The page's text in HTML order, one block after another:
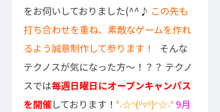
募集要項
奨学金・奨励金
外国人留学生入学のご案内
NEWS&TOPICS
をお伺いしておりました(^^♪ この先も
打ち合わせを重ね、素敵なゲームを作れ
るよう誠意制作して参ります！
そんな
テクノスが気になった方～！？？ テクノ
スでは毎週日曜日にオープンキャンパス
を開催しております！ °˖☆◝(⁰▿⁰)◜☆˖° 9月